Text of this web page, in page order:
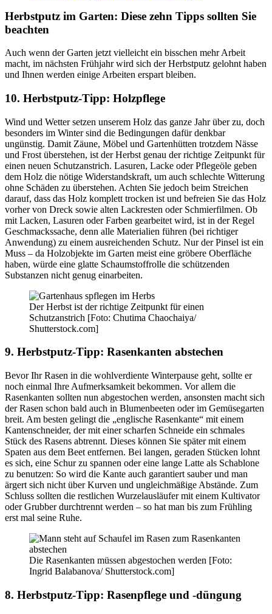
Herbstputz im Garten: Diese zehn Tipps sollten Sie
beachten
Auch wenn der Garten jetzt vielleicht ein bisschen mehr Arbeit
macht, im nächsten Frühjahr wird sich der Herbstputz gelohnt haben
und Ihnen werden einige Arbeiten erspart bleiben.
10. Herbstputz-Tipp: Holzpflege
Wind und Wetter setzen unserem Holz das ganze Jahr über zu, doch
besonders im Winter sind die Bedingungen dafür denkbar
ungünstig. Damit Zäune, Möbel und Gartenhütten trotzdem Nässe
und Frost überstehen, ist der Herbst genau der richtige Zeitpunkt für
einen neuen Schutzanstrich. Lasuren, Lacke oder Pflegeöle geben
dem Holz die nötige Widerstandskraft, um auch schlechte Witterung
ohne Schäden zu überstehen. Achten Sie jedoch beim Streichen
darauf, dass das Holz komplett trocken ist und befreien Sie das Holz
vorher von Dreck sowie alten Lackresten oder Schmierfilmen. Ob
mit Lacken, Lasuren oder Farben gearbeitet wird, ist in der Regel
Geschmackssache, denn alle Materialien führen (bei richtiger
Anwendung) zu einem ausreichenden Schutz. Nur der Pinsel ist ein
Muss – da Holzobjekte im Garten meist eine gröbere Oberfläche
haben, würde eine glatte Schaumstoffrolle die schützenden
Substanzen nicht genug einarbeiten.
Der Herbst ist der richtige Zeitpunkt für einen
Schutzanstrich [Foto: Chutima Chaochaiya/
Shutterstock.com]
9. Herbstputz-Tipp: Rasenkanten abstechen
Bevor Ihr Rasen in die wohlverdiente Winterpause geht, sollte er
noch einmal Ihre Aufmerksamkeit bekommen. Vor allem die
Rasenkanten sollten nun abgestochen werden, ansonsten macht sich
der Rasen schon bald auch in Blumenbeeten oder im Gemüsegarten
breit. Am besten gelingt die „englische Rasenkante“ mit einem
Kantenschneider, der mit einer scharfen Schneide ein schmales
Stück des Rasens abtrennt. Dieses können Sie später mit einem
Spaten aus dem Beet entfernen. Bei langen, geraden Stücken lohnt
es sich, eine Schur zu spannen oder eine lange Latte als Schablone
zu benutzen: So wird die Kante auch garantiert sauber und man
ärgert sich nicht über Kurven und ungleichmäßige Abstände. Zum
Schluss sollten die restlichen Wurzelausläufer mit einem Kultivator
oder Grubber durchtrennt werden – so hat man bis zum Frühling
erst mal seine Ruhe.
Die Rasenkanten müssen abgestochen werden [Foto:
Ingrid Balabanova/ Shutterstock.com]
8. Herbstputz-Tipp: Rasenpflege und -düngung